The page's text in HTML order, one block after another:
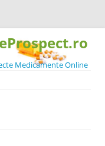
eProspect.ro
Medicamente Online